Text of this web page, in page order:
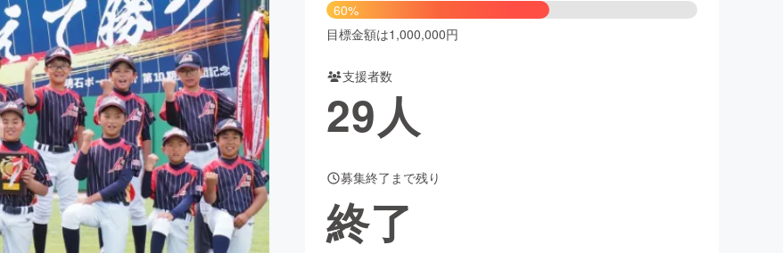
書籍・雑誌出版 アニメ・漫画
チャレンジ ビューティー・ヘルスケア
CAMPFIRE for Social GoodCAMPFIRE Creation
CAMPFIREふるさと納税machi-yaコミュニティ
60%
目標金額は1,000,000円
支援者数
29人
募集終了まで残り
終了